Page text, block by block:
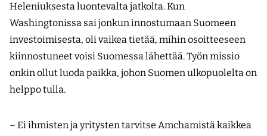
Heleniuksesta luontevalta jatkolta. Kun
Washingtonissa sai jonkun innostumaan Suomeen
investoimisesta, oli vaikea tietää, mihin osoitteeseen
kiinnostuneet voisi Suomessa lähettää. Työn missio
onkin ollut luoda paikka, johon Suomen ulkopuolelta on
helppo tulla.
– Ei ihmisten ja yritysten tarvitse Amchamistä kaikkea